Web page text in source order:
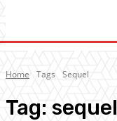
Home Tags Sequel
Tag: sequel